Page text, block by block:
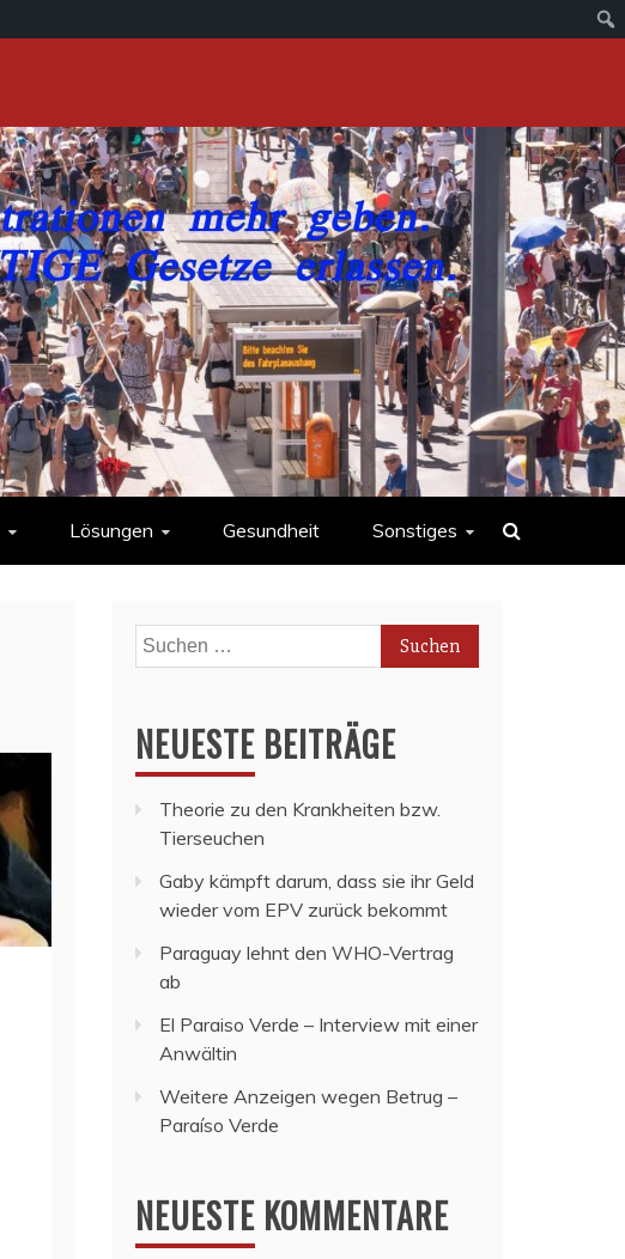
Lösungen Gesundheit Sonstiges
Suchen
nach:
NEUESTE BEITRÄGE
Theorie zu den Krankheiten bzw.
Tierseuchen
Gaby kämpft darum, dass sie ihr Geld
wieder vom EPV zurück bekommt
Paraguay lehnt den WHO-Vertrag
ab
El Paraiso Verde – Interview mit einer
Anwältin
Weitere Anzeigen wegen Betrug –
Paraíso Verde
NEUESTE KOMMENTARE